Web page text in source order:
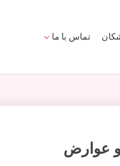
تماس با ما
و عوارض